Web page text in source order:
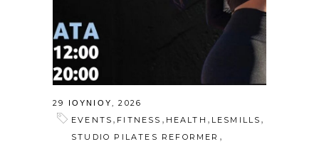
29 ΙΟΥΝΊΟΥ, 2026
EVENTS , FITNESS , HEALTH , LESMILLS ,
STUDIO PILATES REFORMER ,